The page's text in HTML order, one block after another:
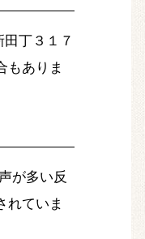
丁３１７
もありま
が多い反
れていま